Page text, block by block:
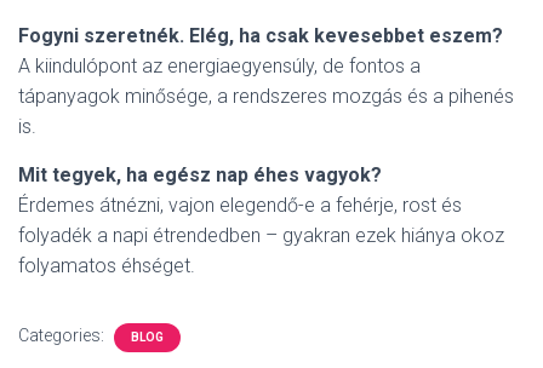
Fogyni szeretnék. Elég, ha csak kevesebbet eszem?
A kiindulópont az energiaegyensúly, de fontos a
tápanyagok minősége, a rendszeres mozgás és a pihenés
is.
Mit tegyek, ha egész nap éhes vagyok?
Érdemes átnézni, vajon elegendő-e a fehérje, rost és
folyadék a napi étrendedben – gyakran ezek hiánya okoz
folyamatos éhséget.
Categories: BLOG